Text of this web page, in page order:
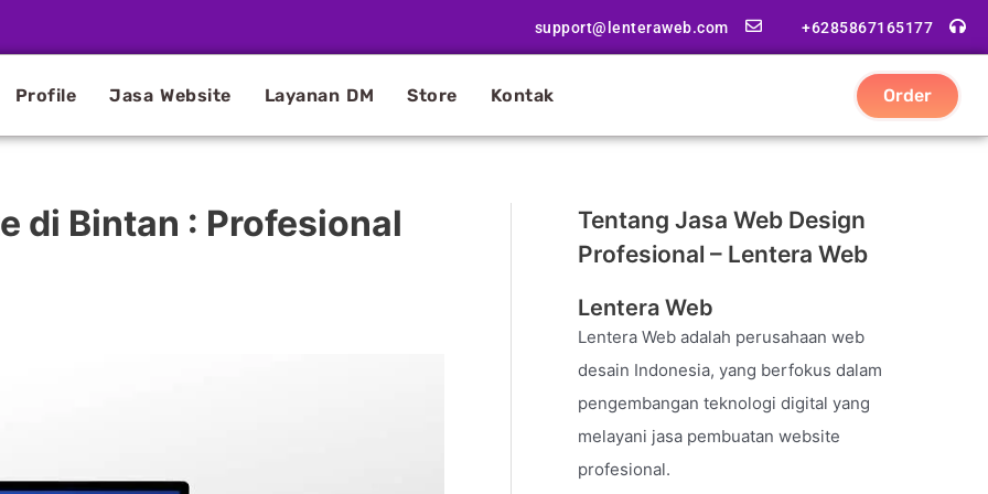
support@lenteraweb.com +6285867165177
Profile Jasa Website Layanan DM Store Kontak Order
di Bintan : Profesional
Tentang Jasa Web Design
Profesional – Lentera Web
Lentera Web
Lentera Web adalah perusahaan web
desain Indonesia, yang berfokus dalam
pengembangan teknologi digital yang
melayani jasa pembuatan website
profesional.